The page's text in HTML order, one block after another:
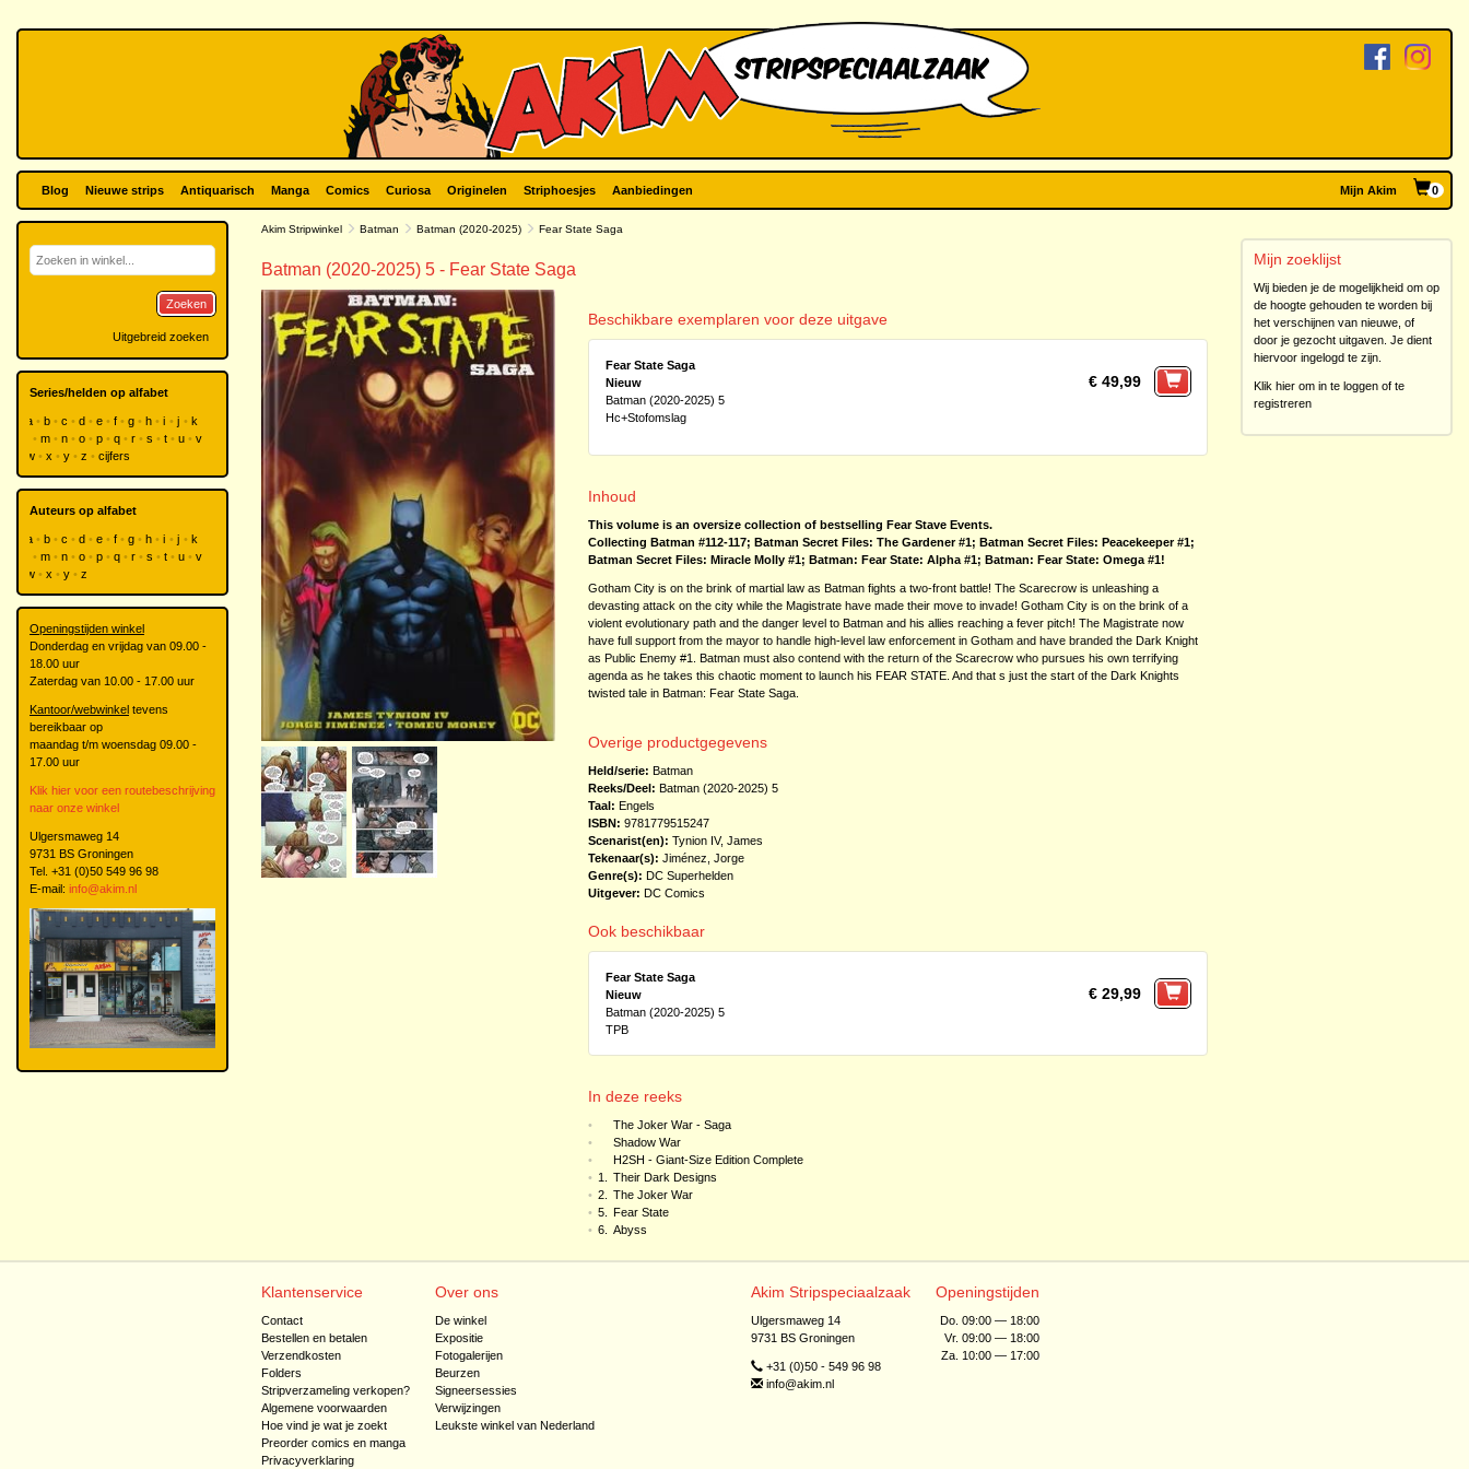
Blog Nieuwe strips Antiquarisch Manga Comics Curiosa Originelen Striphoesjes Aanbiedingen Mijn Akim 0
Akim Stripwinkel Batman Batman (2020-2025) Fear State Saga
Batman (2020-2025) 5 - Fear State Saga
Beschikbare exemplaren voor deze uitgave
Fear State Saga
Nieuw
Batman (2020-2025) 5
Hc+Stofomslag
€ 49,99
Inhoud
This volume is an oversize collection of bestselling Fear Stave Events.
Collecting Batman #112-117; Batman Secret Files: The Gardener #1; Batman Secret Files: Peacekeeper #1;
Batman Secret Files: Miracle Molly #1; Batman: Fear State: Alpha #1; Batman: Fear State: Omega #1!
Gotham City is on the brink of martial law as Batman fights a two-front battle! The Scarecrow is unleashing a
devasting attack on the city while the Magistrate have made their move to invade! Gotham City is on the brink of a
violent evolutionary path and the danger level to Batman and his allies reaching a fever pitch! The Magistrate now
have full support from the mayor to handle high-level law enforcement in Gotham and have branded the Dark Knight
as Public Enemy #1. Batman must also contend with the return of the Scarecrow who pursues his own terrifying
agenda as he takes this chaotic moment to launch his FEAR STATE. And that s just the start of the Dark Knights
twisted tale in Batman: Fear State Saga.
Overige productgegevens
Held/serie: Batman
Reeks/Deel: Batman (2020-2025) 5
Taal: Engels
ISBN: 9781779515247
Scenarist(en): Tynion IV, James
Tekenaar(s): Jiménez, Jorge
Genre(s): DC Superhelden
Uitgever: DC Comics
Ook beschikbaar
Fear State Saga
Nieuw
Batman (2020-2025) 5
TPB
€ 29,99
In deze reeks
•
The Joker War - Saga
•
Shadow War
•
H2SH - Giant-Size Edition Complete
• 1.
Their Dark Designs
• 2.
The Joker War
• 5.
Fear State
• 6. Abyss
Mijn zoeklijst
Wij bieden je de mogelijkheid om op
de hoogte gehouden te worden bij
het verschijnen van nieuwe, of
door je gezocht uitgaven. Je dient
hiervoor ingelogd te zijn.
Klik hier om in te loggen of te
registreren
Zoeken
Uitgebreid zoeken
Series/helden op alfabet
a b c d e f g h i j
k
m n o p q r s t u
v
w
x y z cijfers
Auteurs op alfabet
a b c d e f g h i j
k
m n o p q r s t u
v
w
x y z
Openingstijden winkel
Donderdag en vrijdag van 09.00 -
18.00 uur
Zaterdag van 10.00 - 17.00 uur
Kantoor/webwinkel tevens
bereikbaar op
maandag t/m woensdag 09.00 -
17.00 uur
Klik hier voor een routebeschrijving
naar onze winkel
Ulgersmaweg 14
9731 BS Groningen
Tel. +31 (0)50 549 96 98
E-mail: info@akim.nl
Klantenservice
Contact
Bestellen en betalen
Verzendkosten
Folders
Stripverzameling verkopen?
Algemene voorwaarden
Hoe vind je wat je zoekt
Preorder comics en manga
Privacyverklaring
Over ons
De winkel
Expositie
Fotogalerijen
Beurzen
Signeersessies
Verwijzingen
Leukste winkel van Nederland
Akim Stripspeciaalzaak
Ulgersmaweg 14
9731 BS Groningen
+31 (0)50 - 549 96 98
info@akim.nl
Openingstijden
Do. 09:00 — 18:00
Vr. 09:00 — 18:00
Za. 10:00 — 17:00